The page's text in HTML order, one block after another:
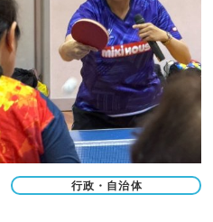
行政・自治体